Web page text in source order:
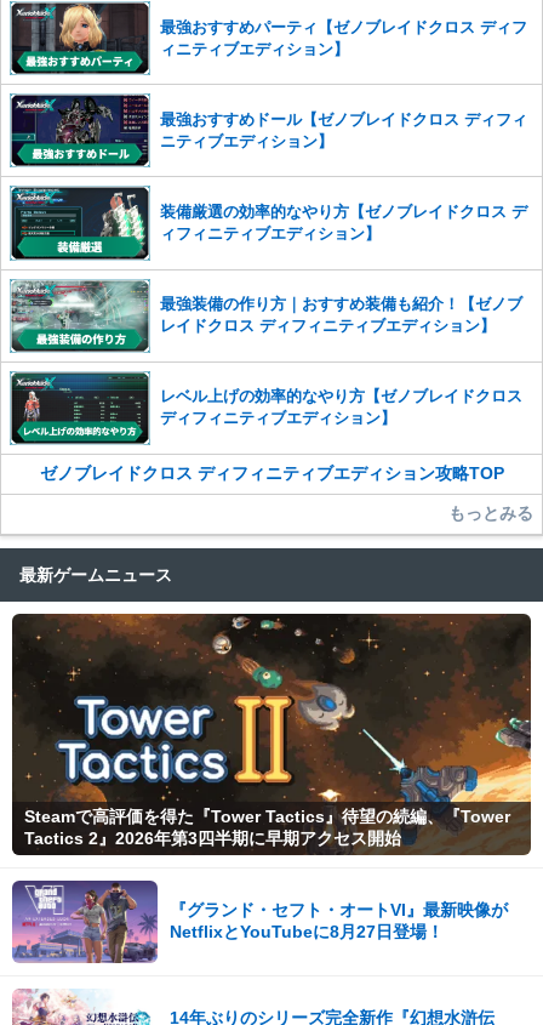
※一度削除したコメントは復元ができませんのでご注意くだ
さい。
また、過度な利用規約の違反や、弊社に損害の及ぶ内容の書き込みがあ
った場合は、法的措置をとらせていただく場合もございますので、あら
かじめご理解くださいませ。
最強おすすめパーティ【ゼノブレイドクロス ディフ
ィニティブエディション】
最強おすすめドール【ゼノブレイドクロス ディフィ
ニティブエディション】
装備厳選の効率的なやり方【ゼノブレイドクロス デ
ィフィニティブエディション】
最強装備の作り方｜おすすめ装備も紹介！【ゼノブ
レイドクロス ディフィニティブエディション】
レベル上げの効率的なやり方【ゼノブレイドクロス
ディフィニティブエディション】
ゼノブレイドクロス ディフィニティブエディション攻略TOP
もっとみる
最新ゲームニュース
Steamで高評価を得た『Tower Tactics』待望の続編、『Tower
Tactics 2』2026年第3四半期に早期アクセス開始
『グランド・セフト・オートVI』最新映像が
NetflixとYouTubeに8月27日登場！
14年ぶりのシリーズ完全新作『幻想水滸伝